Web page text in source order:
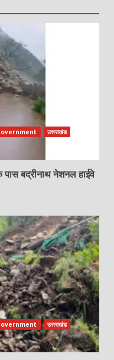
उत्तराखंड
बद्रीनाथ नेशनल हाईवे
उत्तराखंड